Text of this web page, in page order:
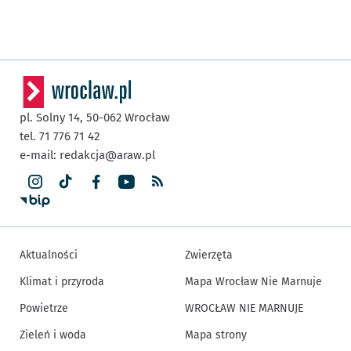
pl. Solny 14, 50-062 Wrocław
tel. 71 776 71 42
e-mail: redakcja@araw.pl
Aktualności
Klimat i przyroda
Powietrze
Zieleń i woda
Zwierzęta
Mapa Wrocław Nie Marnuje
WROCŁAW NIE MARNUJE
Mapa strony